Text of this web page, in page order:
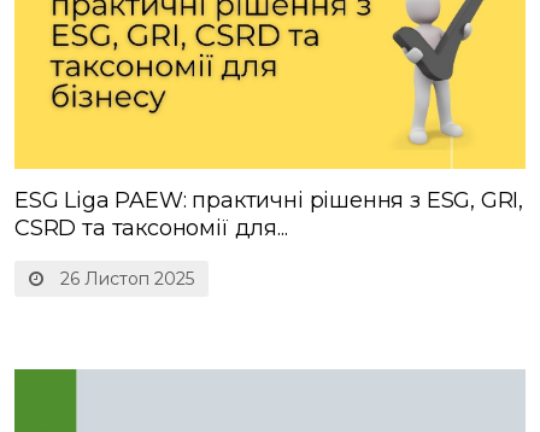
26 Листоп 2025
ESG Liga PAEW: практичні рішення з ESG, GRI,
CSRD та таксономії для...